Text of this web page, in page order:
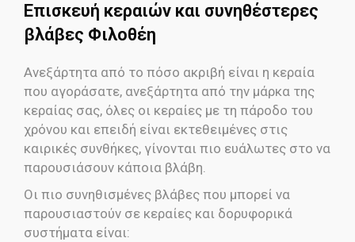
Επισκευή κεραιών και συνηθέστερες
βλάβες Φιλοθέη
Ανεξάρτητα από το πόσο ακριβή είναι η κεραία
που αγοράσατε, ανεξάρτητα από την μάρκα της
κεραίας σας, όλες οι κεραίες με τη πάροδο του
χρόνου και επειδή είναι εκτεθειμένες στις
καιρικές συνθήκες, γίνονται πιο ευάλωτες στο να
παρουσιάσουν κάποια βλάβη.
Οι πιο συνηθισμένες βλάβες που μπορεί να
παρουσιαστούν σε κεραίες και δορυφορικά
συστήματα είναι: